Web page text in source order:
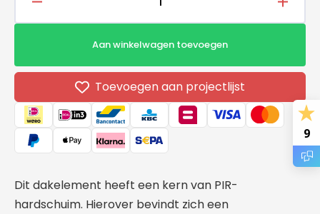
verlagen
Renovatieplaat
2400x1200x60mm
Aantal
Aan winkelwagen toevoegen
Toevoegen aan projectlijst
Dit dakelement heeft een kern van PIR-
hardschuim. Hierover bevindt zich een
9